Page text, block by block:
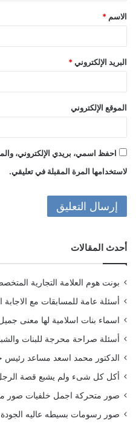
*
الاسم *
البريد الإلكتروني *
الموقع الإلكتروني
احفظ اسمي، بريدي الإلكتروني،
لاستخدامها المرة المقبلة في تعليقي.
أحدث المقالات
بونت هوم العلامة التجارية
أسئلة عامة للمسابقات مع الاجابة اكثر
اسماء بنات اسلامية لها معنى
أسئلة صراحة محرجة للبنات والشباب
الدكتور محمد اسعد مساعد
أكل كل شىء ولم يشبع قصة الرجل
صور متحركة اجمل خلفيات صور
صور رسومات بسيطه عاليه الجودة